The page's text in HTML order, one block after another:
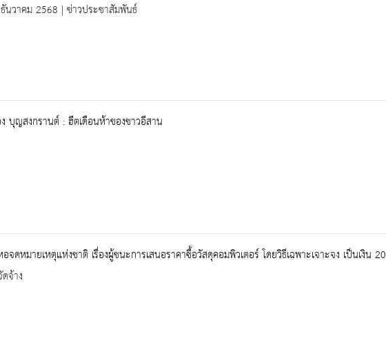
วาคม 2568 | ข่าวประชาสัมพันธ์
บุญสงกรานต์ : ฮีตเดือนห้าของชาวอีสาน
จดหมายเหตุแห่งชาติ เรื่องผู้ชนะการเสนอราคาซื้อวัสดุคอมพิวเตอร์ โดยวิธีเฉพาะเจาะจง เป็นเงิน
จ้าง